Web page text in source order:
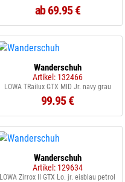
ab 69.95 €
Wanderschuh
Artikel: 132466
LOWA TRailux GTX MID Jr. navy grau
99.95 €
Wanderschuh
Artikel: 129634
LOWA Zirrox II GTX Lo. jr. eisblau petrol